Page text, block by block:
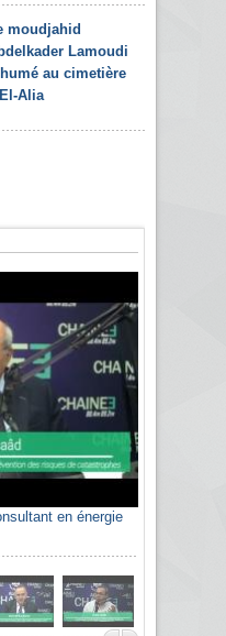
moudjahid
Lamoudi
au cimetière
Alia
en énergie